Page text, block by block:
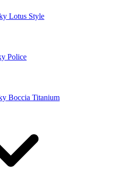
Lotus Style
Police
Boccia Titanium